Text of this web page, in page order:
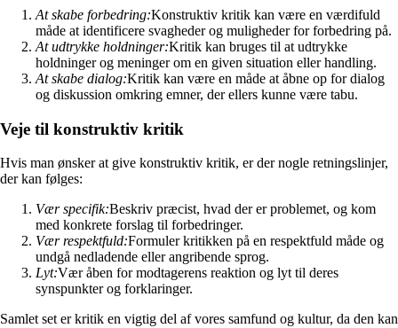
At skabe forbedring:Konstruktiv kritik kan være en værdifuld
måde at identificere svagheder og muligheder for forbedring på.
At udtrykke holdninger:Kritik kan bruges til at udtrykke
holdninger og meninger om en given situation eller handling.
At skabe dialog:Kritik kan være en måde at åbne op for dialog
og diskussion omkring emner, der ellers kunne være tabu.
Veje til konstruktiv kritik
Hvis man ønsker at give konstruktiv kritik, er der nogle retningslinjer,
der kan følges:
Vær specifik:Beskriv præcist, hvad der er problemet, og kom
med konkrete forslag til forbedringer.
Vær respektfuld:Formuler kritikken på en respektfuld måde og
undgå nedladende eller angribende sprog.
Lyt:Vær åben for modtagerens reaktion og lyt til deres
synspunkter og forklaringer.
Samlet set er kritik en vigtig del af vores samfund og kultur, da den kan